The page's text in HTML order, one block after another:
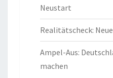
Neustart
Realitätscheck:
Ampel-Aus:
machen